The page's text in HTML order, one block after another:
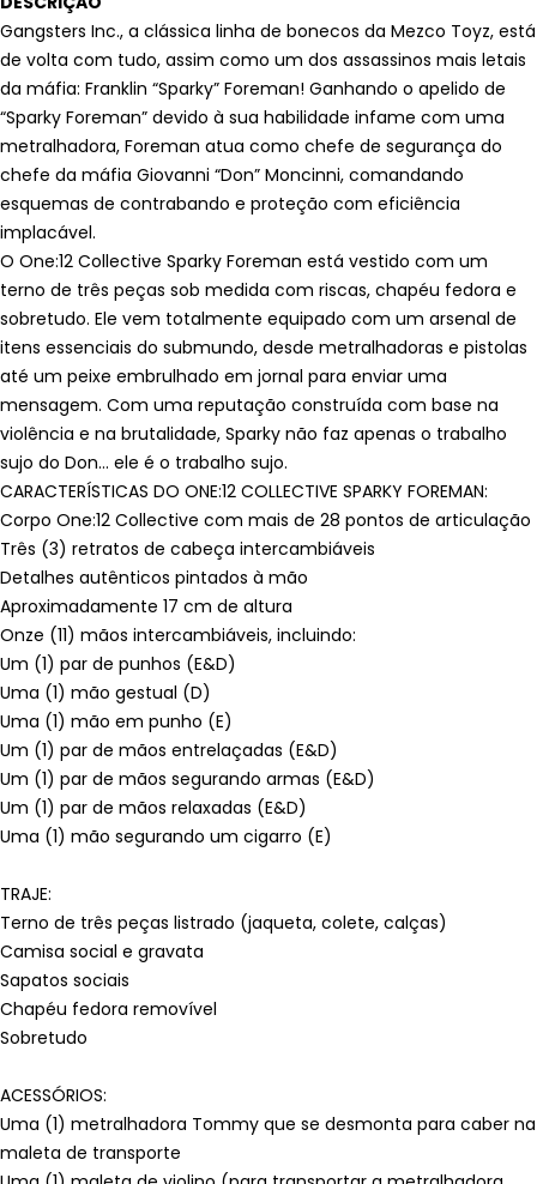
Gangsters Inc., a clássica linha de bonecos da Mezco Toyz, está
de volta com tudo, assim como um dos assassinos mais letais
da máfia: Franklin “Sparky” Foreman! Ganhando o apelido de
“Sparky Foreman” devido à sua habilidade infame com uma
metralhadora, Foreman atua como chefe de segurança do
chefe da máfia Giovanni “Don” Moncinni, comandando
esquemas de contrabando e proteção com eficiência
implacável.
O One:12 Collective Sparky Foreman está vestido com um
terno de três peças sob medida com riscas, chapéu fedora e
sobretudo. Ele vem totalmente equipado com um arsenal de
itens essenciais do submundo, desde metralhadoras e pistolas
até um peixe embrulhado em jornal para enviar uma
mensagem. Com uma reputação construída com base na
violência e na brutalidade, Sparky não faz apenas o trabalho
sujo do Don… ele é o trabalho sujo.
CARACTERÍSTICAS DO ONE:12 COLLECTIVE SPARKY FOREMAN:
Corpo One:12 Collective com mais de 28 pontos de articulação
Três (3) retratos de cabeça intercambiáveis
Detalhes autênticos pintados à mão
Aproximadamente 17 cm de altura
Onze (11) mãos intercambiáveis, incluindo:
Um (1) par de punhos (E&D)
Uma (1) mão gestual (D)
Uma (1) mão em punho (E)
Um (1) par de mãos entrelaçadas (E&D)
Um (1) par de mãos segurando armas (E&D)
Um (1) par de mãos relaxadas (E&D)
Uma (1) mão segurando um cigarro (E)
TRAJE:
Terno de três peças listrado (jaqueta, colete, calças)
Camisa social e gravata
Sapatos sociais
Chapéu fedora removível
Sobretudo
ACESSÓRIOS:
Uma (1) metralhadora Tommy que se desmonta para caber na
maleta de transporte